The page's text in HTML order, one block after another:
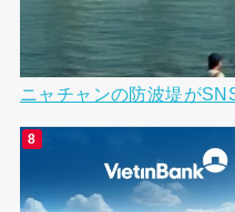
ニャチャンの防波堤が